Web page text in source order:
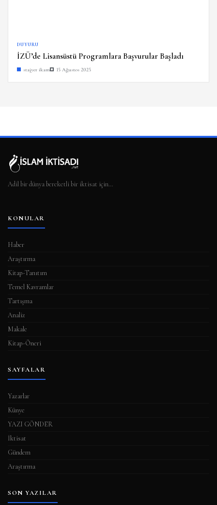
DUYURU
İZÜ’de Lisansüstü Programlara Başvurular Başladı
stajyer ikam 15 Ağustos 2025
Adil bir dünya bereketli bir iktisat için…
KONULAR
Haber
Araştırma
Kitap-Tanıtım
Temel Kavramlar
Tartışma
Analiz
Makale
Kitap-Öneri
SAYFALAR
Yazarlar
Künye
YAZI GÖNDER
İktisat
Gündem
Araştırma
SON YAZILAR